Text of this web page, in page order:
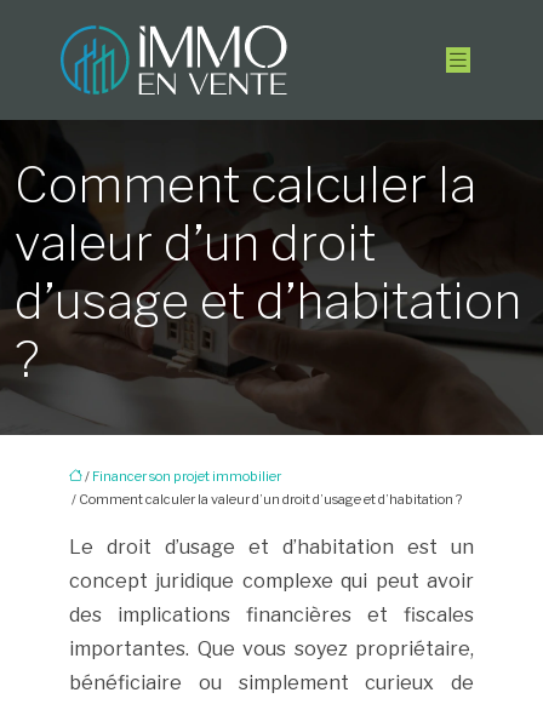
Comment calculer la
valeur d’un droit
d’usage et d’habitation
?
/ Financer son projet immobilier
/ Comment calculer la valeur d’un droit d’usage et d’habitation ?
Le droit d’usage et d’habitation est un
concept juridique complexe qui peut avoir
des implications financières et fiscales
importantes. Que vous soyez propriétaire,
bénéficiaire ou simplement curieux de